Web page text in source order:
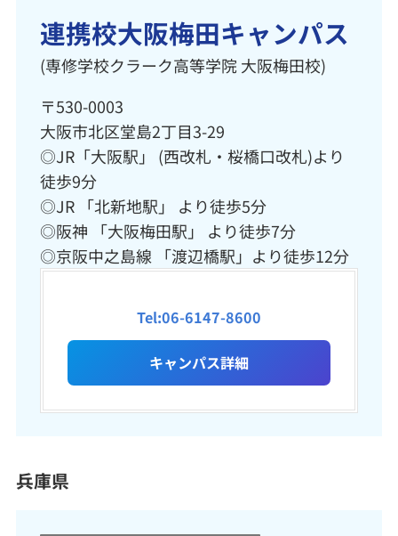
連携校大阪梅田キャンパス
(専修学校クラーク高等学院 大阪梅田校)
〒530-0003
大阪市北区堂島2丁目3-29
◎JR「大阪駅」 (西改札・桜橋口改札)より
徒歩9分
◎JR 「北新地駅」 より徒歩5分
◎阪神 「大阪梅田駅」 より徒歩7分
◎京阪中之島線 「渡辺橋駅」より徒歩12分
Tel:06-6147-8600
キャンパス詳細
兵庫県